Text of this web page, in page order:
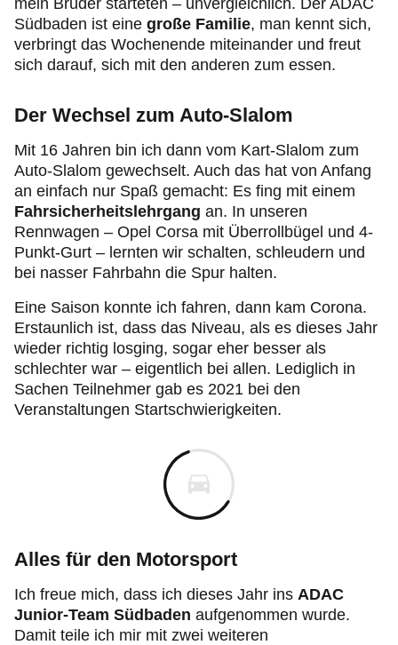
mein Bruder starteten – unvergleichlich. Der ADAC
Südbaden ist eine große Familie, man kennt sich,
verbringt das Wochenende miteinander und freut
sich darauf, sich mit den anderen zum essen.
Der Wechsel zum Auto-Slalom
Mit 16 Jahren bin ich dann vom Kart-Slalom zum
Auto-Slalom gewechselt. Auch das hat von Anfang
an einfach nur Spaß gemacht: Es fing mit einem
Fahrsicherheitslehrgang an. In unseren
Rennwagen – Opel Corsa mit Überrollbügel und 4-
Punkt-Gurt – lernten wir schalten, schleudern und
bei nasser Fahrbahn die Spur halten.
Eine Saison konnte ich fahren, dann kam Corona.
Erstaunlich ist, dass das Niveau, als es dieses Jahr
wieder richtig losging, sogar eher besser als
schlechter war – eigentlich bei allen. Lediglich in
Sachen Teilnehmer gab es 2021 bei den
Veranstaltungen Startschwierigkeiten.
Alles für den Motorsport
Ich freue mich, dass ich dieses Jahr ins ADAC
Junior-Team Südbaden aufgenommen wurde.
Damit teile ich mir mit zwei weiteren